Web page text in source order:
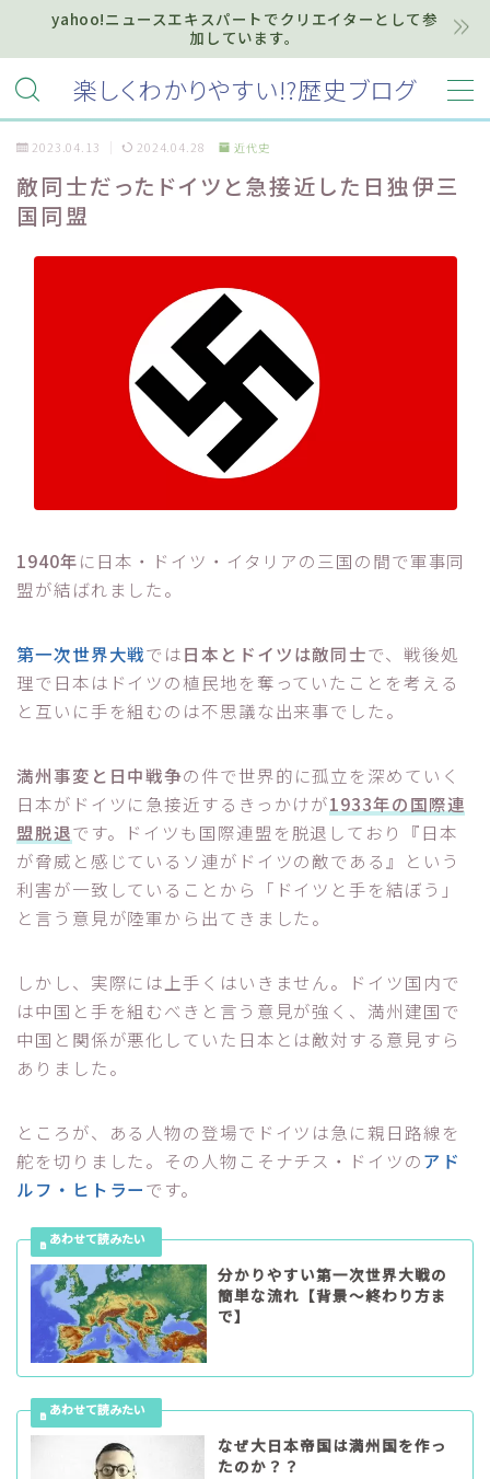
yahoo!ニュースエキスパートでクリエイターとして参
加しています。
楽しくわかりやすい!?歴史ブログ
MENU
ホーム
プライバシーポリシー
質問・お問い合わせ等はこちらまで
2023.04.13 2024.04.28 近代史
敵同士だったドイツと急接近した日独伊三
国同盟
1940年に日本・ドイツ・イタリアの三国の間で軍事同
盟が結ばれました。
第一次世界大戦では日本とドイツは敵同士で、戦後処
理で日本はドイツの植民地を奪っていたことを考える
と互いに手を組むのは不思議な出来事でした。
満州事変と日中戦争の件で世界的に孤立を深めていく
日本がドイツに急接近するきっかけが1933年の国際連
盟脱退です。ドイツも国際連盟を脱退しており『日本
が脅威と感じているソ連がドイツの敵である』という
利害が一致していることから「ドイツと手を結ぼう」
と言う意見が陸軍から出てきました。
しかし、実際には上手くはいきません。ドイツ国内で
は中国と手を組むべきと言う意見が強く、満州建国で
中国と関係が悪化していた日本とは敵対する意見すら
ありました。
ところが、ある人物の登場でドイツは急に親日路線を
舵を切りました。その人物こそナチス・ドイツのアド
ルフ・ヒトラーです。
分かりやすい第一次世界大戦の
簡単な流れ【背景～終わり方ま
で】
なぜ大日本帝国は満州国を作っ
たのか？？